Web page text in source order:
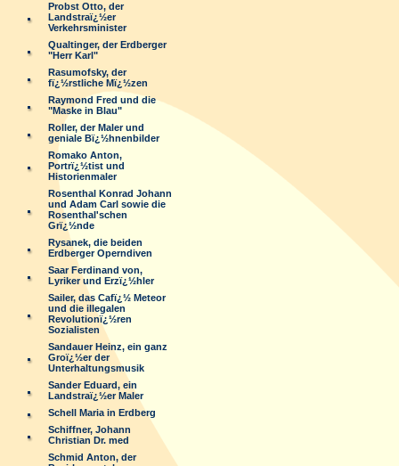
Probst Otto, der
Landstraï¿½er
Verkehrsminister
Qualtinger, der Erdberger
"Herr Karl"
Rasumofsky, der
fï¿½rstliche Mï¿½zen
Raymond Fred und die
"Maske in Blau"
Roller, der Maler und
geniale Bï¿½hnenbilder
Romako Anton,
Portrï¿½tist und
Historienmaler
Rosenthal Konrad Johann
und Adam Carl sowie die
Rosenthal'schen
Grï¿½nde
Rysanek, die beiden
Erdberger Operndiven
Saar Ferdinand von,
Lyriker und Erzï¿½hler
Sailer, das Cafï¿½ Meteor
und die illegalen
Revolutionï¿½ren
Sozialisten
Sandauer Heinz, ein ganz
Groï¿½er der
Unterhaltungsmusik
Sander Eduard, ein
Landstraï¿½er Maler
Schell Maria in Erdberg
Schiffner, Johann
Christian Dr. med
Schmid Anton, der